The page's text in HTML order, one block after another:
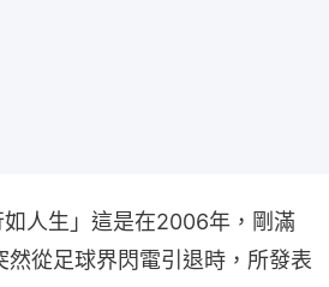
如人生」這是在2006年，剛滿
從足球界閃電引退時，所發表